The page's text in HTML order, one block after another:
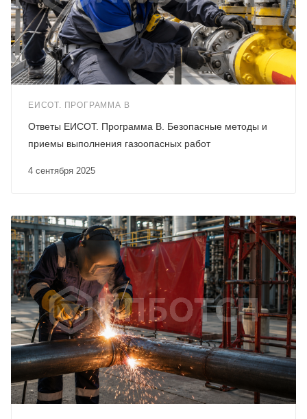
ЕИСОТ. ПРОГРАММА В
4 сентября 2025
Ответы ЕИСОТ. Программа В. Безопасные методы и
приемы выполнения газоопасных работ